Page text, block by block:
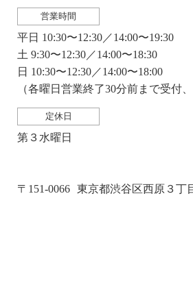
営業時間
平日 10:30〜12:30／14:00〜19:30
土 9:30〜12:30／14:00〜18:30
日 10:30〜12:30／14:00〜18:00
（各曜日営業終了30分前まで受付
定休日
第３水曜日
〒151-0066 東京都渋谷区西原３丁